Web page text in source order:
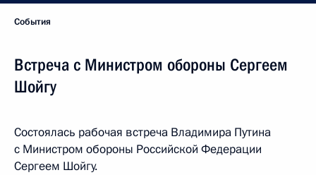
События
Встреча с Министром обороны Сергеем
Шойгу
Состоялась рабочая встреча Владимира Путина
с Министром обороны Российской Федерации
Сергеем Шойгу.